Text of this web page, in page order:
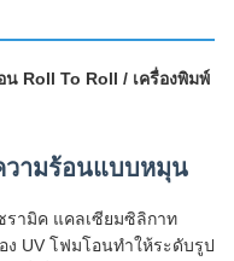
น Roll To Roll / เครื่องพิมพ์
วามร้อนแบบหมุน
รามิค แคลเซียมซิลิกาท
UV โฟมโอนทําให้ระดับรูป